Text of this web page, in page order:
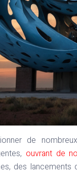
de
ouvrant de
des